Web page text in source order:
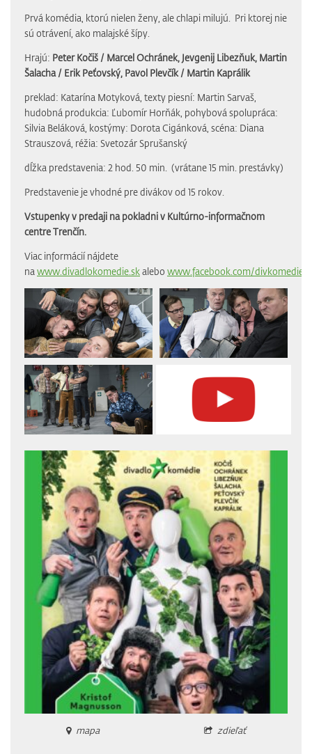
Prvá komédia, ktorú nielen ženy, ale chlapi milujú. Pri ktorej nie
sú otrávení, ako malajské šípy.
Hrajú: Peter Kočiš / Marcel Ochránek, Jevgenij Libezňuk, Martin
Šalacha / Erik Peťovský, Pavol Plevčík / Martin Kaprálik
preklad: Katarína Motyková, texty piesní: Martin Sarvaš,
hudobná produkcia: Ľubomír Horňák, pohybová spolupráca:
Silvia Beláková, kostýmy: Dorota Cigánková, scéna: Diana
Strauszová, réžia: Svetozár Sprušanský
dĺžka predstavenia: 2 hod. 50 min. (vrátane 15 min. prestávky)
Predstavenie je vhodné pre divákov od 15 rokov.
Vstupenky v predaji na pokladni v Kultúrno-informačnom
centre Trenčín.
Viac informácií nájdete
na www.divadlokomedie.skalebo www.facebook.com/divkomedie
mapa zdieľať